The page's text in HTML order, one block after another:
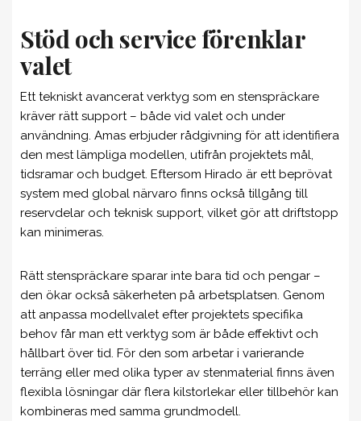
Stöd och service förenklar
valet
Ett tekniskt avancerat verktyg som en stenspräckare
kräver rätt support – både vid valet och under
användning. Amas erbjuder rådgivning för att identifiera
den mest lämpliga modellen, utifrån projektets mål,
tidsramar och budget. Eftersom Hirado är ett beprövat
system med global närvaro finns också tillgång till
reservdelar och teknisk support, vilket gör att driftstopp
kan minimeras.
Rätt stenspräckare sparar inte bara tid och pengar –
den ökar också säkerheten på arbetsplatsen. Genom
att anpassa modellvalet efter projektets specifika
behov får man ett verktyg som är både effektivt och
hållbart över tid. För den som arbetar i varierande
terräng eller med olika typer av stenmaterial finns även
flexibla lösningar där flera kilstorlekar eller tillbehör kan
kombineras med samma grundmodell.